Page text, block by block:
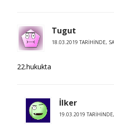
Tugut
18.03.2019 TARIHINDE,
22.hukukta
İlker
19.03.2019